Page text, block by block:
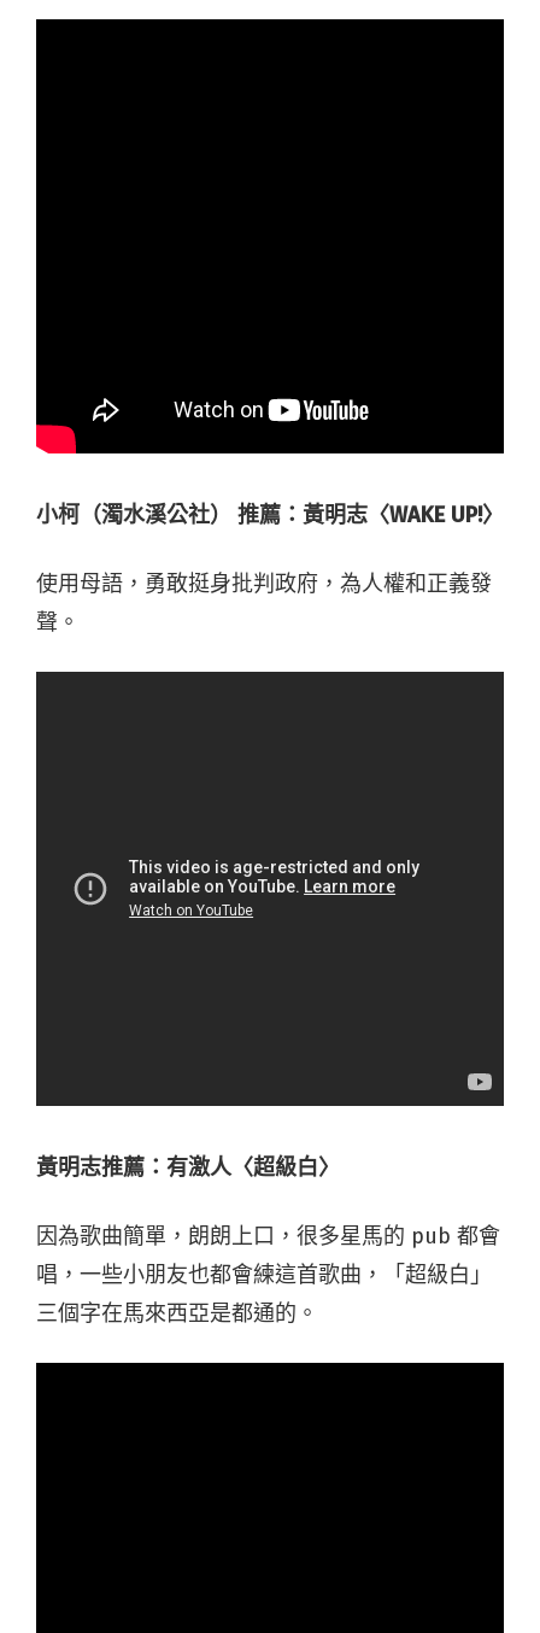
小柯（濁水溪公社） 推薦：黃明志〈WAKE UP!〉
使用母語，勇敢挺身批判政府，為人權和正義發
聲。
黃明志推薦：有激人〈超級白〉
因為歌曲簡單，朗朗上口，很多星馬的 pub 都會
唱，一些小朋友也都會練這首歌曲，「超級白」
三個字在馬來西亞是都通的。